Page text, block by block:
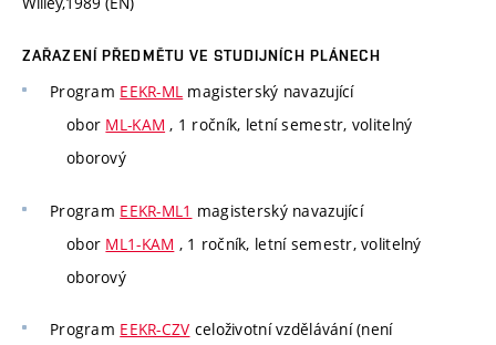
ZAŘAZENÍ PŘEDMĚTU VE STUDIJNÍCH PLÁNECH
Program EEKR-ML magisterský navazující
obor ML-KAM , 1 ročník, letní semestr, volitelný
oborový
Program EEKR-ML1 magisterský navazující
obor ML1-KAM , 1 ročník, letní semestr, volitelný
oborový
Program EEKR-CZV celoživotní vzdělávání (není